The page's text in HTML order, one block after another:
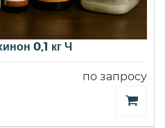
0,1 кг Ч
по запросу